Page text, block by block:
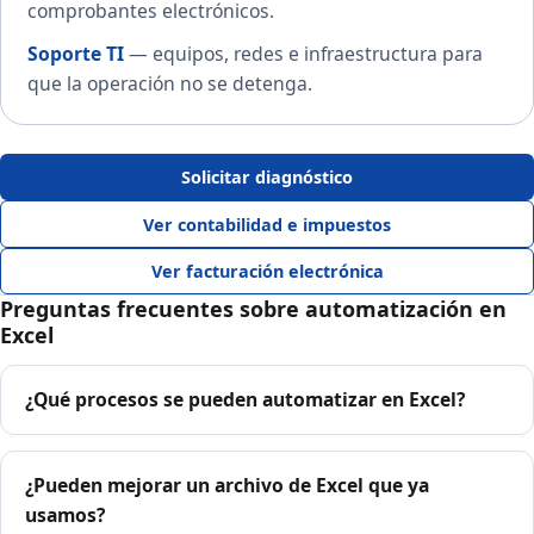
comprobantes electrónicos.
Soporte TI— equipos, redes e infraestructura para
que la operación no se detenga.
Solicitar diagnóstico
Ver contabilidad e impuestos
Ver facturación electrónica
Preguntas frecuentes sobre automatización en
Excel
¿Qué procesos se pueden automatizar en Excel?
¿Pueden mejorar un archivo de Excel que ya
usamos?